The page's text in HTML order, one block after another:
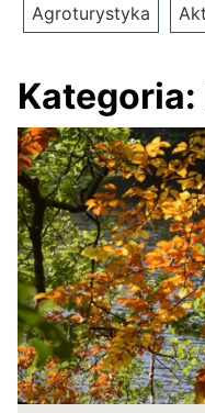
Agroturystyka
Kategoria: